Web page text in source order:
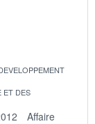
ET DES
Affaire